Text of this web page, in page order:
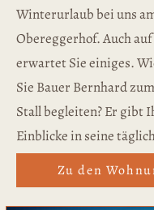
Winterurlaub bei uns
Obereggerhof. Auch
erwartet Sie einiges.
Sie Bauer Bernhard
Stall begleiten? Er gibt
Einblicke in seine
Zu den